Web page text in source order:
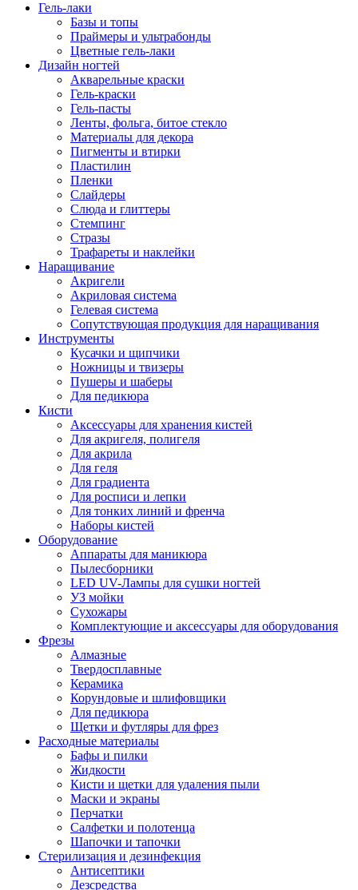
Гель-лаки
Базы и топы
Праймеры и ультрабонды
Цветные гель-лаки
Дизайн ногтей
Акварельные краски
Гель-краски
Гель-пасты
Ленты, фольга, битое стекло
Материалы для декора
Пигменты и втирки
Пластилин
Пленки
Слайдеры
Слюда и глиттеры
Стемпинг
Стразы
Трафареты и наклейки
Наращивание
Акригели
Акриловая система
Гелевая система
Сопутствующая продукция для наращивания
Инструменты
Кусачки и щипчики
Ножницы и твизеры
Пушеры и шаберы
Для педикюра
Кисти
Аксессуары для хранения кистей
Для акригеля, полигеля
Для акрила
Для геля
Для градиента
Для росписи и лепки
Для тонких линий и френча
Наборы кистей
Оборудование
Аппараты для маникюра
Пылесборники
LED UV-Лампы для сушки ногтей
УЗ мойки
Сухожары
Комплектующие и аксессуары для оборудования
Фрезы
Алмазные
Твердосплавные
Керамика
Корундовые и шлифовщики
Для педикюра
Щетки и футляры для фрез
Расходные материалы
Бафы и пилки
Жидкости
Кисти и щетки для удаления пыли
Маски и экраны
Перчатки
Салфетки и полотенца
Шапочки и тапочки
Стерилизация и дезинфекция
Антисептики
Дезсредства